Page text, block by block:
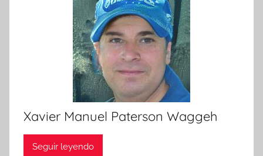
Xavier Manuel Paterson Waggeh
Seguir leyendo